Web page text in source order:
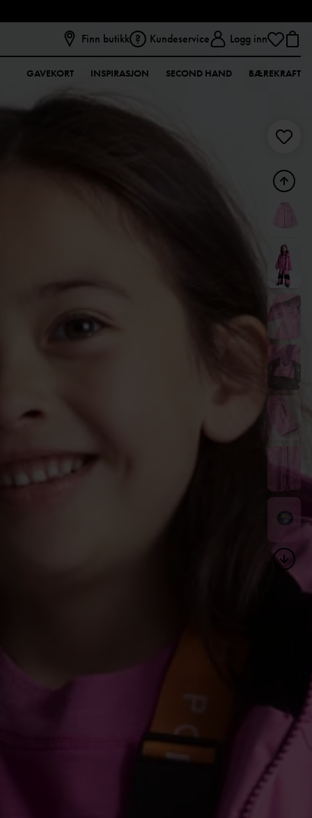
Finn butikk Kundeservice Logg inn
GAVEKORT INSPIRASJON SECOND HAND BÆREKRAFT